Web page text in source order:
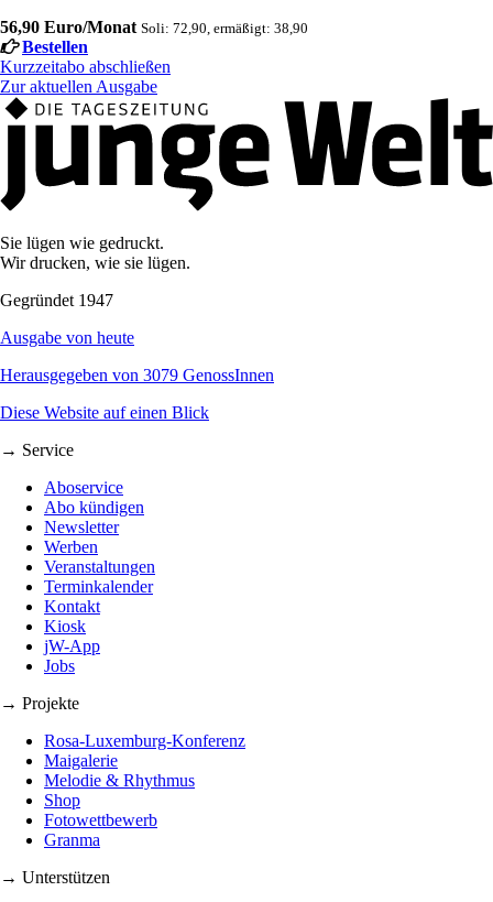
56,90 Euro/Monat Soli: 72,90, ermäßigt: 38,90
Bestellen
Kurzzeitabo abschließen
Zur aktuellen Ausgabe
Sie lügen wie gedruckt.
Wir drucken, wie sie lügen.
Gegründet 1947
Ausgabe von heute
Herausgegeben von 3079 GenossInnen
Diese Website auf einen Blick
→ Service
Aboservice
Abo kündigen
Newsletter
Werben
Veranstaltungen
Terminkalender
Kontakt
Kiosk
jW-App
Jobs
→ Projekte
Rosa-Luxemburg-Konferenz
Maigalerie
Melodie & Rhythmus
Shop
Fotowettbewerb
Granma
→ Unterstützen